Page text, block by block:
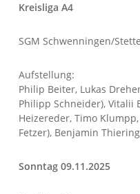
Kreisliga A4
SGM Schwenningen/
Aufstellung:
Philip Beiter, Lukas
Philipp Schneider), Vitalii
Heizereder, Timo
Fetzer), Benjamin
Sonntag 09.11.2025